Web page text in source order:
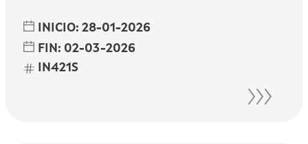
INICIO: 28-01-2026
FIN: 02-03-2026
IN421S